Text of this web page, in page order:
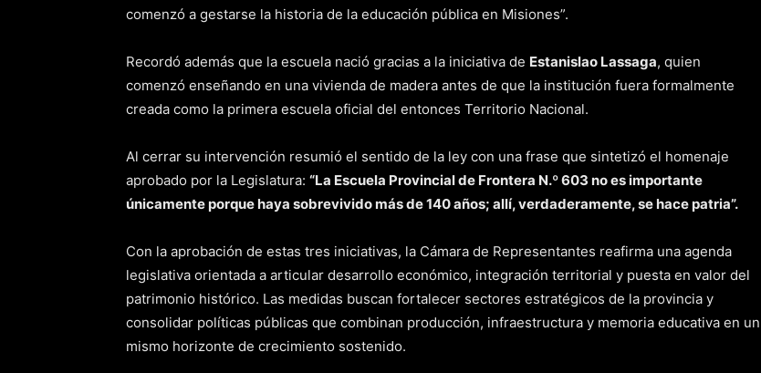
comenzó a gestarse la historia de la educación pública en Misiones”.
Recordó además que la escuela nació gracias a la iniciativa de Estanislao Lassaga, quien
comenzó enseñando en una vivienda de madera antes de que la institución fuera formalmente
creada como la primera escuela oficial del entonces Territorio Nacional.
Al cerrar su intervención resumió el sentido de la ley con una frase que sintetizó el homenaje
aprobado por la Legislatura: “La Escuela Provincial de Frontera N.º 603 no es importante
únicamente porque haya sobrevivido más de 140 años; allí, verdaderamente, se hace patria”.
Con la aprobación de estas tres iniciativas, la Cámara de Representantes reafirma una agenda
legislativa orientada a articular desarrollo económico, integración territorial y puesta en valor del
patrimonio histórico. Las medidas buscan fortalecer sectores estratégicos de la provincia y
consolidar políticas públicas que combinan producción, infraestructura y memoria educativa en un
mismo horizonte de crecimiento sostenido.